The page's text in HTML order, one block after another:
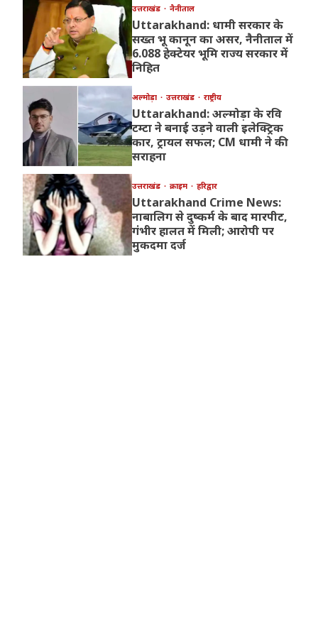
उत्तराखंड नैनीताल
Uttarakhand: धामी सरकार के
सख्त भू कानून का असर, नैनीताल में
6.088 हेक्टेयर भूमि राज्य सरकार में
निहित
अल्मोड़ा उत्तराखंड राष्ट्रीय
Uttarakhand: अल्मोड़ा के रवि
टम्टा ने बनाई उड़ने वाली इलेक्ट्रिक
कार, ट्रायल सफल; CM धामी ने की
सराहना
उत्तराखंड क्राइम हरिद्वार
Uttarakhand Crime News:
नाबालिग से दुष्कर्म के बाद मारपीट,
गंभीर हालत में मिली; आरोपी पर
मुकदमा दर्ज